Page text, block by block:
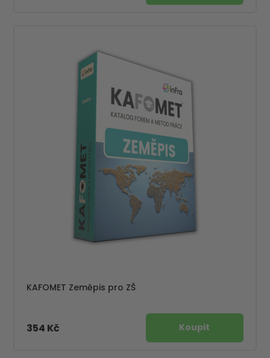
KAFOMET Zeměpis pro ZŠ
354 Kč